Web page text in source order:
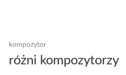
kompozytor
różni kompozytorzy